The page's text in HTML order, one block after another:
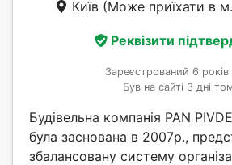
Київ (Може приїхати в
Реквізити
Зареєстрований 6
Був на сайті 3 дні
Будівельна компанія PAN
була заснована в 2007р.,
збалансовану систему